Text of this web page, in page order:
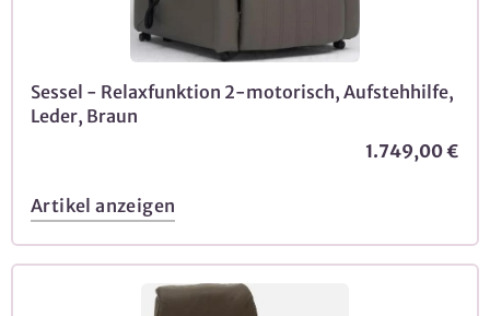
Sessel - Relaxfunktion 2-motorisch, Aufstehhilfe,
Leder, Braun
1.749,00 €
Artikel anzeigen